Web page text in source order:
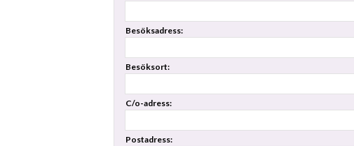
Besöksadress:
Besöksort:
C/o-adress:
Postadress: